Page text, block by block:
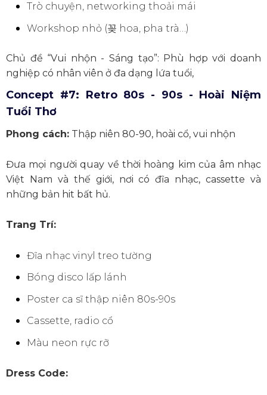
Trò chuyện, networking thoải mái
Workshop nhỏ (꽂 hoa, pha trà…)
Chủ đề “Vui nhộn - Sáng tạo”: Phù hợp với doanh
nghiệp có nhân viên ở đa dạng lứa tuổi,
Concept #7: Retro 80s - 90s - Hoài Niệm
Tuổi Thơ
Phong cách: Thập niên 80-90, hoài cổ, vui nhộn
Đưa mọi người quay về thời hoàng kim của âm nhạc
Việt Nam và thế giới, nơi có đĩa nhạc, cassette và
những bản hit bất hủ.
Trang Trí:
Đĩa nhạc vinyl treo tường
Bóng disco lấp lánh
Poster ca sĩ thập niên 80s-90s
Cassette, radio cổ
Màu neon rực rỡ
Dress Code: